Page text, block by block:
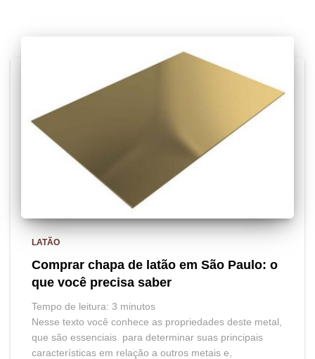
LATÃO
Comprar chapa de latão em São Paulo: o
que você precisa saber
Tempo de leitura: 3 minutos
Nesse texto você conhece as propriedades deste metal,
que são essenciais para determinar suas principais
características em relação a outros metais e,